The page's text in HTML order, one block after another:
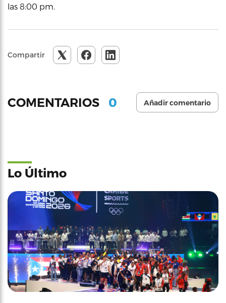
las 8:00 pm.
Compartir
COMENTARIOS 0 Añadir comentario
Lo Último